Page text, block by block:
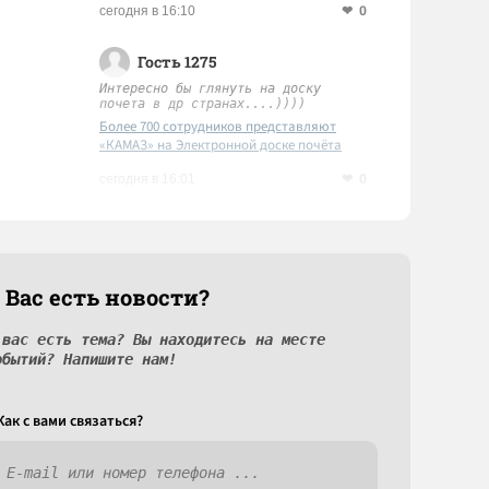
сегодня в 16:10 0
Гость 1275
Интересно бы глянуть на доску
почета в др странах....))))
Более 700 сотрудников представляют
«КАМАЗ» на Электронной доске почёта
есть новости?
есть тема? Вы находитесь на месте
Напишите нам!
c вами связаться?